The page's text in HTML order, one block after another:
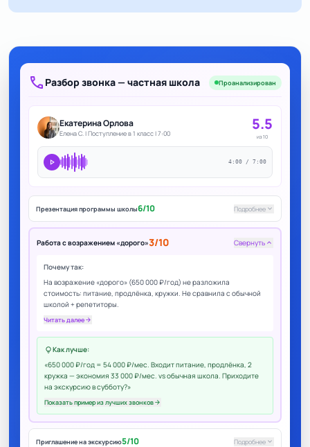
call Разбор звонка — частная школа Проанализирован
Екатерина Орлова
Елена С. | Поступление в 1 класс | 7:00 5.5
из 10
play_arrow 4:00 / 7:00
Презентация программы школы6/10 Подробнее keyboard_arrow_down
Работа с возражением «дорого»3/10 Свернуть keyboard_arrow_up
Почему так:
На возражение «дорого» (650 000 ₽/год) не разложила
стоимость: питание, продлёнка, кружки. Не сравнила с обычной
школой + репетиторы.
Читать далееarrow_forward
lightbulbКак лучше:
«650 000 ₽/год = 54 000 ₽/мес. Входит питание, продлёнка, 2
кружка — экономия 33 000 ₽/мес. vs обычная школа. Приходите
на экскурсию в субботу?»
Показать пример из лучших звонковarrow_forward
Приглашение на экскурсию5/10 Подробнее keyboard_arrow_down